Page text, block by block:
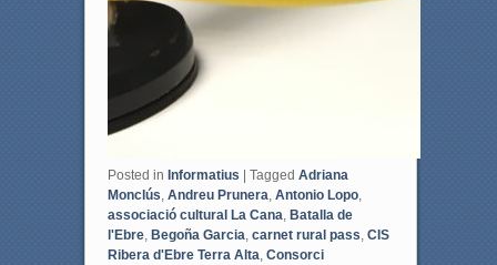
Posted in Informatius Tagged Adriana
Monclús, Andreu Prunera, Antonio Lopo,
associació cultural La Cana, Batalla de
l'Ebre, Begoña Garcia, carnet rural pass, CIS
Ribera d'Ebre Terra Alta, Consorci